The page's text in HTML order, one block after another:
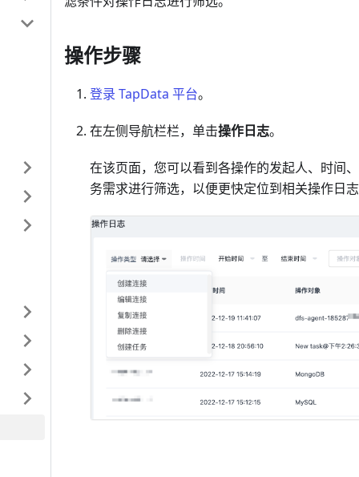
操作步骤
登录 TapData 平台。
在左侧导航栏栏，单击操作日志。
在该页面，您可以看到各操作的发起人、时间
务需求进行筛选，以便更快定位到相关操作日志